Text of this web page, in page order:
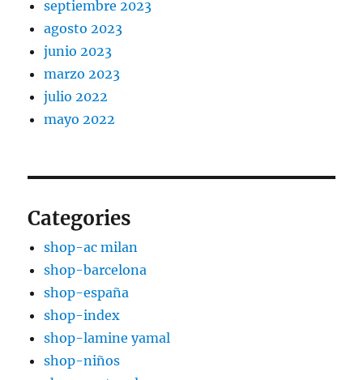
septiembre 2023
agosto 2023
junio 2023
marzo 2023
julio 2022
mayo 2022
Categories
shop-ac milan
shop-barcelona
shop-españa
shop-index
shop-lamine yamal
shop-niños